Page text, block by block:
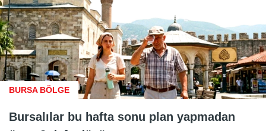
BURSA BÖLGE
Bursalılar bu hafta sonu plan yapmadan